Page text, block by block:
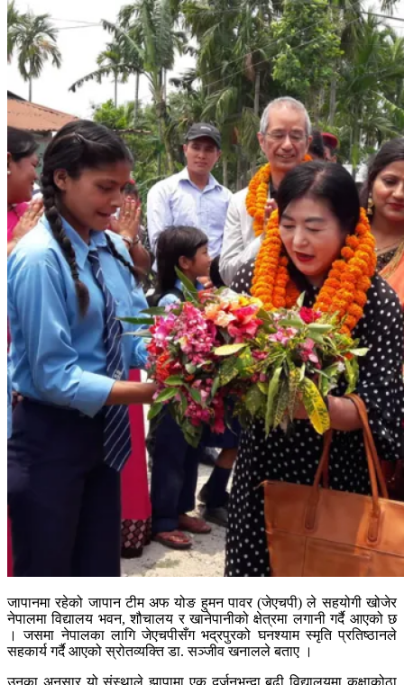
जापानमा रहेको जापान टीम अफ योङ हुमन पावर (जेएचपी) ले सहयोगी खोजेर
नेपालमा विद्यालय भवन, शौचालय र खानेपानीको क्षेत्रमा लगानी गर्दै आएको छ
। जसमा नेपालका लागि जेएचपीसँग भद्रपुरको घनश्याम स्मृति प्रतिष्ठानले
सहकार्य गर्दै आएको स्रोतव्यक्ति डा. सञ्जीव खनालले बताए ।